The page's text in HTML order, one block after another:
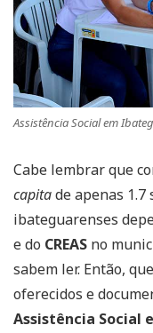
Assistência Social em
Cabe lembrar que
capitade apenas
ibateguarenses
e do CREAS no
sabem ler. Então,
oferecidos e
Assistência Social